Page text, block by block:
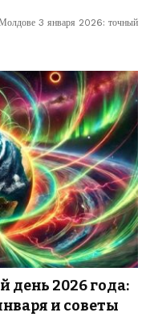
Молдове 3 января 2026: точный
день 2026 года:
и советы